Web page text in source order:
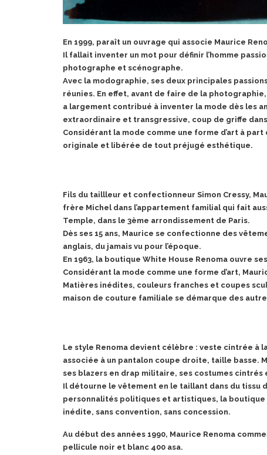
En 1999, paraît un ouvrage qui associe Maurice
Il fallait inventer un mot pour définir l’homme
photographe et scénographe.
Avec la modographie, ses deux principales
réunies. En effet, avant de faire de la
a largement contribué à inventer la mode dès les
extraordinaire et transgressive, coup de griffe
Considérant la mode comme une forme d’art à
originale et libérée de tout préjugé esthétique.
Fils du taillleur et confectionneur Simon Cressy,
frère Michel dans l’appartement familial qui fait
Temple, dans le 3ème arrondissement de Paris.
Dès ses 15 ans, Maurice se confectionne des
anglais, du jamais vu pour l’époque.
En 1963, la boutique White House Renoma ouvre
Considérant la mode comme une forme d’art,
Matières inédites, couleurs franches et coupes
maison de couture familiale se démarque des
Le style Renoma devient célèbre : veste cintrée à
associée à un pantalon coupe droite, taille basse.
ses blazers en drap militaire, ses costumes
Il détourne le vêtement en le taillant dans du tissu
personnalités politiques et artistiques, la boutique
inédite, sans convention, sans concession.
Au début des années 1990, Maurice Renoma
pellicule noir et blanc 400 asa.